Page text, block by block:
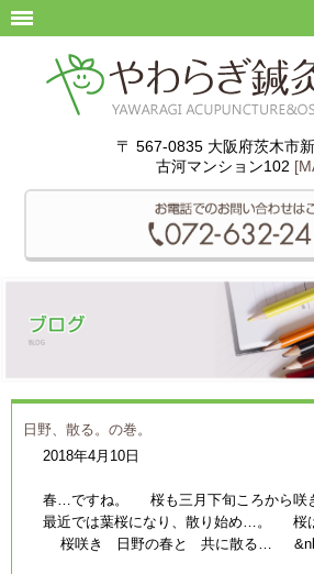
〒 567-0835 大阪府茨木市
古河マンション102
日野、散る。の巻。
2018年4月10日
春…ですね。 桜も三月下旬ころから
最近では葉桜になり、散り始め…。 桜は
桜咲き 日野の春と 共に散る…